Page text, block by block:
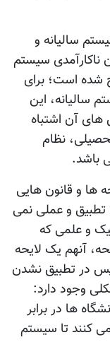
سالیانه و
ناکارآمدی سیستم
شده است؛ برای
سالیانه، این
آن اشتباه
نظام
باشد.
ها و قانون هایی
و عملی نمی
و علمی که
آنهم یک لایحه
در تطبیق نشدن
وجود دارد:
ها در برابر
کنند تا سیستم